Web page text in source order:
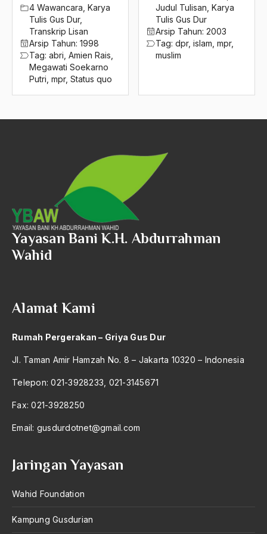
4 Wawancara Karya
Tulis Gus Dur,
Transkrip Lisan
Arsip Tahun: 1998
Tag: abri Amien Rais
Megawati Soekarno
Putri mpr, Status quo
Judul Tulisan Karya
Tulis Gus Dur
Arsip Tahun: 2003
Tag: dpr, islam mpr,
muslim
2016
2015
2014
2013
2012
2011
2007
2006
2005
2001
2000
1999
1998
1997
1993
Mufakat Cibeureung
Mufti Hadramaut
Muhaimin Iskandar
Muhammad Alzier Dianis Thabranie
Muhammad Anwar sadat
Muhammad Jusuf Kala
Muhammad Natsir
Muhammad Saw
Muhammaditah
muhammadiyah
muhammadiyyah
Mukernas RMI
Muktamar ke 31
Yayasan Bani K.H. Abdurrahman
Wahid
Alamat Kami
Rumah Pergerakan – Griya Gus Dur
Jl. Taman Amir Hamzah No. 8 – Jakarta 10320 – Indonesia
Telepon: 021-3928233, 021-3145671
Fax: 021-3928250
Email: gusdurdotnet@gmail.com
Jaringan Yayasan
Wahid Foundation
Kampung Gusdurian